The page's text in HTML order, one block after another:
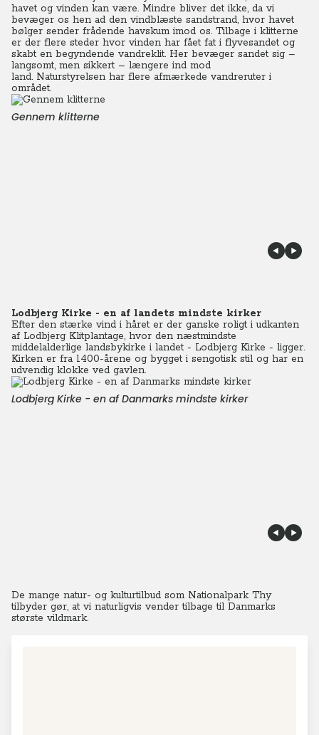
havet og vinden kan være. Mindre bliver det ikke, da vi
bevæger os hen ad den vindblæste sandstrand, hvor havet
bølger sender frådende havskum imod os. Tilbage i klitterne
er der flere steder hvor vinden har fået fat i flyvesandet og
skabt en begyndende vandreklit. Her bevæger sandet sig –
langsomt, men sikkert – længere ind mod
land. Naturstyrelsen har flere afmærkede vandreruter i
området.
Gennem klitterne
Lodbjerg Kirke - en af landets mindste kirker
Efter den stærke vind i håret er der ganske roligt i udkanten
af Lodbjerg Klitplantage, hvor den næstmindste
middelalderlige landsbykirke i landet - Lodbjerg Kirke - ligger.
Kirken er fra 1400-årene og bygget i sengotisk stil og har en
udvendig klokke ved gavlen.
Lodbjerg Kirke - en af Danmarks mindste kirker
De mange natur- og kulturtilbud som Nationalpark Thy
tilbyder gør, at vi naturligvis vender tilbage til Danmarks
største vildmark.